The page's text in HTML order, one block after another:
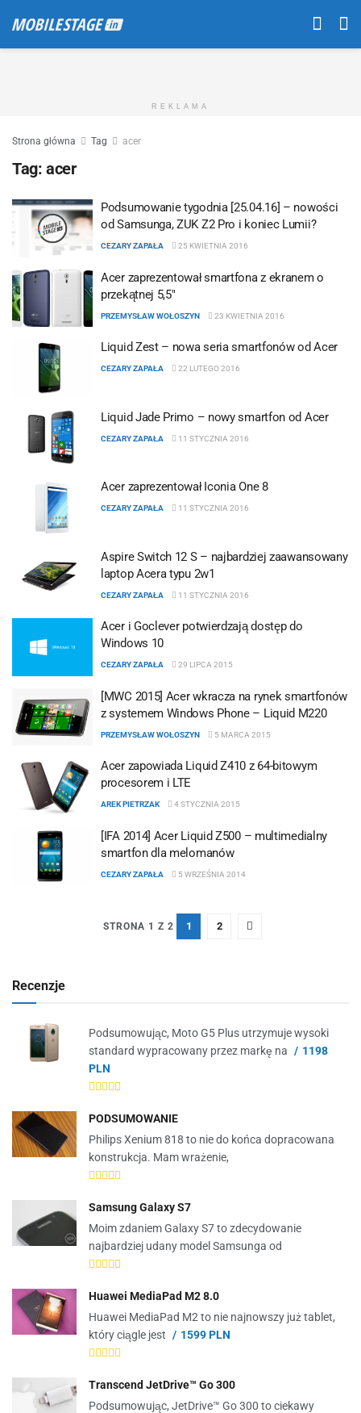
REKLAMA
Strona główna Tag acer
Tag: acer
Podsumowanie tygodnia [25.04.16] – nowości
od Samsunga, ZUK Z2 Pro i koniec Lumii?
CEZARY ZAPAŁA 25 KWIETNIA 2016
Acer zaprezentował smartfona z ekranem o
przekątnej 5,5″
PRZEMYSŁAW WOŁOSZYN 23 KWIETNIA 2016
Liquid Zest – nowa seria smartfonów od Acer
CEZARY ZAPAŁA 22 LUTEGO 2016
Liquid Jade Primo – nowy smartfon od Acer
CEZARY ZAPAŁA 11 STYCZNIA 2016
Acer zaprezentował Iconia One 8
CEZARY ZAPAŁA 11 STYCZNIA 2016
Aspire Switch 12 S – najbardziej zaawansowany
laptop Acera typu 2w1
CEZARY ZAPAŁA 11 STYCZNIA 2016
Acer i Goclever potwierdzają dostęp do
Windows 10
CEZARY ZAPAŁA 29 LIPCA 2015
[MWC 2015] Acer wkracza na rynek smartfonów
z systemem Windows Phone – Liquid M220
PRZEMYSŁAW WOŁOSZYN 5 MARCA 2015
Acer zapowiada Liquid Z410 z 64-bitowym
procesorem i LTE
AREK PIETRZAK 4 STYCZNIA 2015
[IFA 2014] Acer Liquid Z500 – multimedialny
smartfon dla melomanów
CEZARY ZAPAŁA 5 WRZEŚNIA 2014
STRONA 1 Z 2 1 2
Recenzje
Podsumowując, Moto G5 Plus utrzymuje wysoki
standard wypracowany przez markę na
1198
PLN
PODSUMOWANIE
Philips Xenium 818 to nie do końca dopracowana
konstrukcja. Mam wrażenie,
Samsung Galaxy S7
Moim zdaniem Galaxy S7 to zdecydowanie
najbardziej udany model Samsunga od
Huawei MediaPad M2 8.0
Huawei MediaPad M2 to nie najnowszy już tablet,
który ciągle jest
1599 PLN
Transcend JetDrive™ Go 300
Podsumowując, JetDrive™ Go 300 to ciekawy